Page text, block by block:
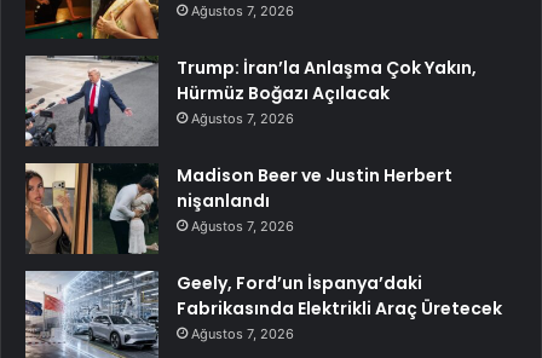
Ağustos 7, 2026
Trump: İran’la Anlaşma Çok Yakın,
Hürmüz Boğazı Açılacak
Ağustos 7, 2026
Madison Beer ve Justin Herbert
nişanlandı
Ağustos 7, 2026
Geely, Ford’un İspanya’daki
Fabrikasında Elektrikli Araç Üretecek
Ağustos 7, 2026